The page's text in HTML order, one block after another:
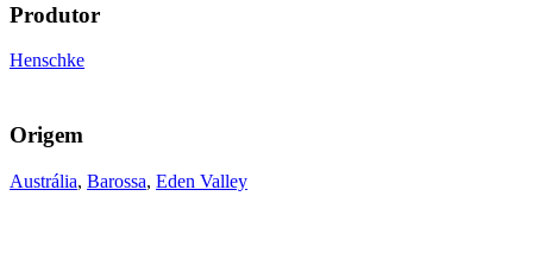
Produtor
Henschke
Origem
Austrália, Barossa, Eden Valley